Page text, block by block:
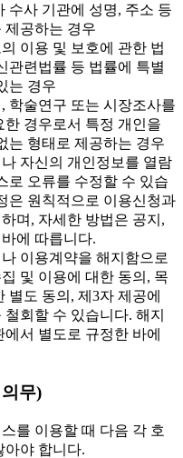
수사 기관에 성명, 주소 등
제공하는 경우
이용 및 보호에 관한 법
관련법률 등 법률에 특별
는 경우
학술연구 또는 시장조사를
한 경우로서 특정 개인을
는 형태로 제공하는 경우
자신의 개인정보를 열람
로 오류를 수정할 수 있습
은 원칙적으로 이용신청과
며, 자세한 방법은 공지,
에 따릅니다.
이용계약을 해지함으로
및 이용에 대한 동의, 목
별도 동의, 제3자 제공에
회할 수 있습니다. 해지
서 별도로 규정한 바에
무)
를 이용할 때 다음 각 호
아야 합니다.